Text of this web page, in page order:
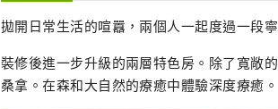
拋開日常生活的喧囂，兩個人一起度過一段
裝修後進一步升級的兩層特色房。除了寬敞
桑拿。在森和大自然的療癒中體驗深度療癒。